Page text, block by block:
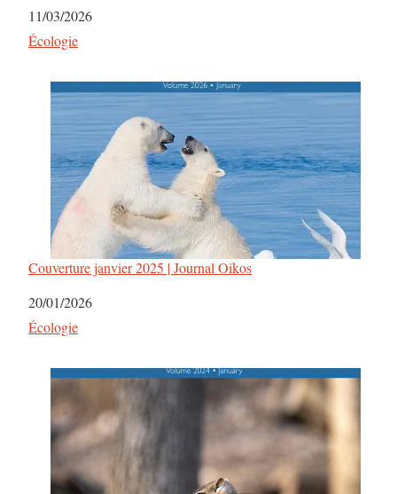
Date
11/03/2026
Par rapport à
Écologie
Couverture janvier 2025 | Journal Oikos
Date
20/01/2026
Par rapport à
Écologie